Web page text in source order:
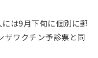
は9月下旬に個別に郵
ザワクチン予診票と同